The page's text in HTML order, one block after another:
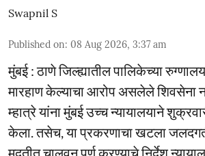
Swapnil S
Published on: 08 Aug 2026, 3:37 am
मुंबई : ठाणे जिल्ह्यातील पालिकेच्या
मारहाण केल्याचा आरोप असलेले
म्हात्रे यांना मुंबई उच्च न्यायालयाने
केला. तसेच, या प्रकरणाचा खटला
मुदतीत चालवून पूर्ण करण्याचे निर्देश